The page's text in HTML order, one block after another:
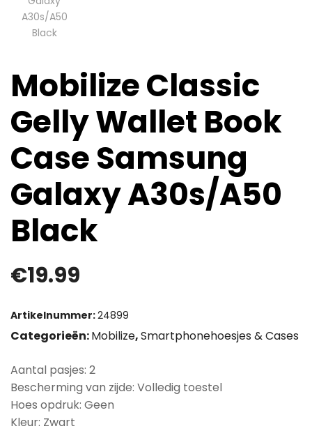
Mobilize Classic
Gelly Wallet Book
Case Samsung
Galaxy A30s/A50
Black
€19.99
Artikelnummer:24899
Categorieën:Mobilize,Smartphonehoesjes & Cases
Aantal pasjes: 2
Bescherming van zijde: Volledig toestel
Hoes opdruk: Geen
Kleur: Zwart